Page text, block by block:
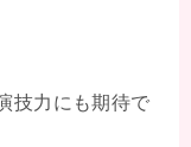
技力にも期待で